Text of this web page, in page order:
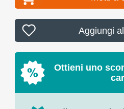
Aggiungi
Ottieni uno